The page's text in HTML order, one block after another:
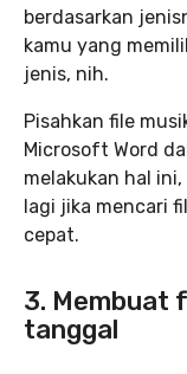
berdasarkan
kamu yang
jenis, nih.
Pisahkan file
Microsoft Word
melakukan hal
lagi jika mencari
cepat.
3. Membuat
tanggal